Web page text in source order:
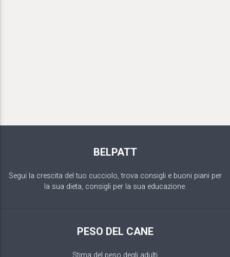
BELPATT
Segui la crescita del tuo cucciolo, trova consigli e buoni piani per
la sua dieta, consigli per la sua educazione.
PESO DEL CANE
Stima del peso degli adulti